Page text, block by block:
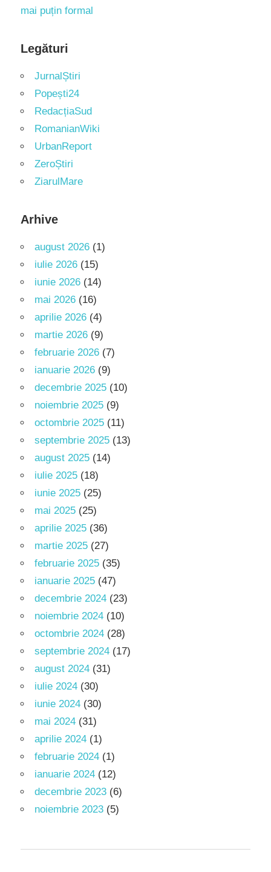
mai puțin formal
Legături
JurnalȘtiri
Popești24
RedacțiaSud
RomanianWiki
UrbanReport
ZeroȘtiri
ZiarulMare
Arhive
august 2026 (1)
iulie 2026 (15)
iunie 2026 (14)
mai 2026 (16)
aprilie 2026 (4)
martie 2026 (9)
februarie 2026 (7)
ianuarie 2026 (9)
decembrie 2025 (10)
noiembrie 2025 (9)
octombrie 2025 (11)
septembrie 2025 (13)
august 2025 (14)
iulie 2025 (18)
iunie 2025 (25)
mai 2025 (25)
aprilie 2025 (36)
martie 2025 (27)
februarie 2025 (35)
ianuarie 2025 (47)
decembrie 2024 (23)
noiembrie 2024 (10)
octombrie 2024 (28)
septembrie 2024 (17)
august 2024 (31)
iulie 2024 (30)
iunie 2024 (30)
mai 2024 (31)
aprilie 2024 (1)
februarie 2024 (1)
ianuarie 2024 (12)
decembrie 2023 (6)
noiembrie 2023 (5)